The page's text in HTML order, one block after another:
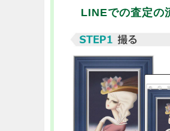
LINEでの査定の